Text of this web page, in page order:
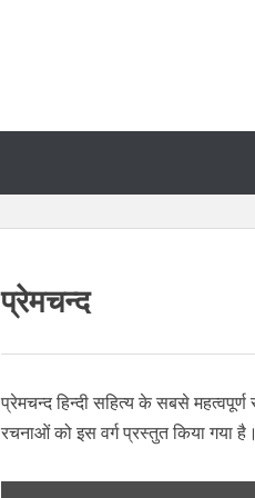
प्रेमचन्द
प्रेमचन्द हिन्दी सहित्य के सबसे
रचनाओं को इस वर्ग प्रस्तुत किया गया है।